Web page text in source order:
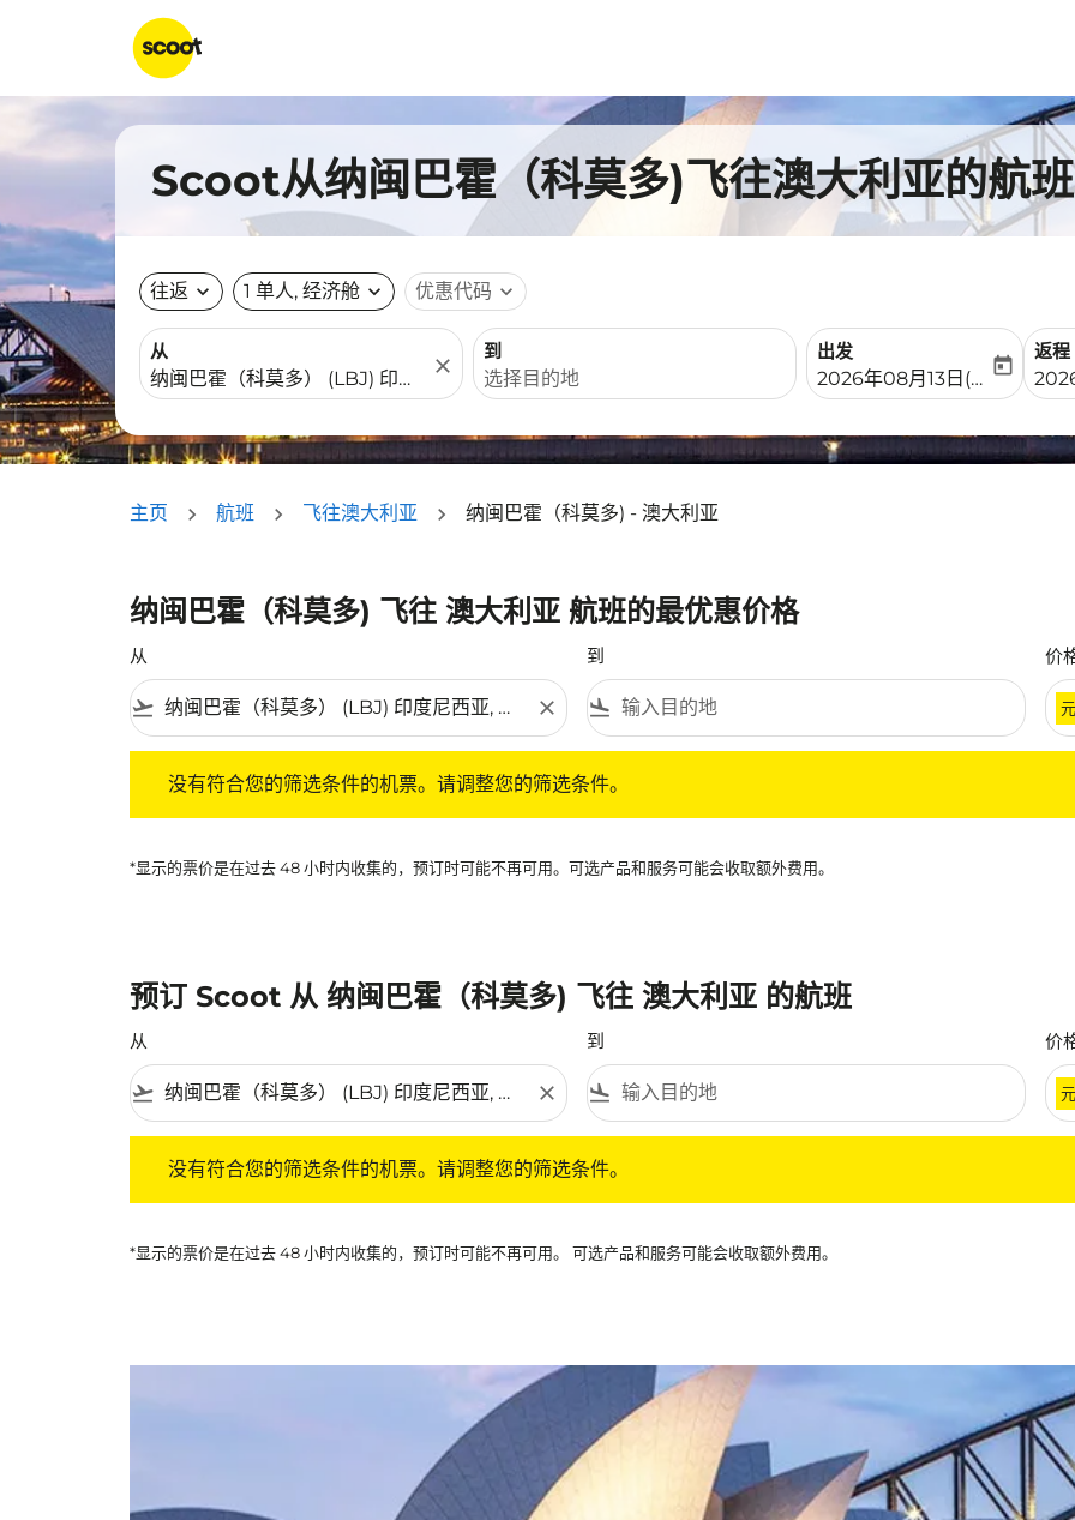
Scoot从纳闽巴霍（科莫多)飞往澳大利亚的航班
往返 expand_more 1 单人, 经济舱 expand_more 优惠代码 expand_more
从
close
到
出发
fc-booking-departure-
2026年08月13日(周四)
today
返程
fc-
主页 航班 飞往澳大利亚 纳闽巴霍（科莫多) - 澳大利亚
纳闽巴霍（科莫多) 飞往 澳大利亚 航班的最优惠价格
从
flight_takeoff close
到
flight_land
价
元
没有符合您的筛选条件的机票。请调整您的筛选条件。
*显示的票价是在过去 48 小时内收集的，预订时可能不再可用。可选产品和服务可能会收取额外费用。
预订 Scoot 从 纳闽巴霍（科莫多) 飞往 澳大利亚 的航班
从
flight_takeoff close
到
flight_land
价
元
没有符合您的筛选条件的机票。请调整您的筛选条件。
*显示的票价是在过去 48 小时内收集的，预订时可能不再可用。 可选产品和服务可能会收取额外费用。